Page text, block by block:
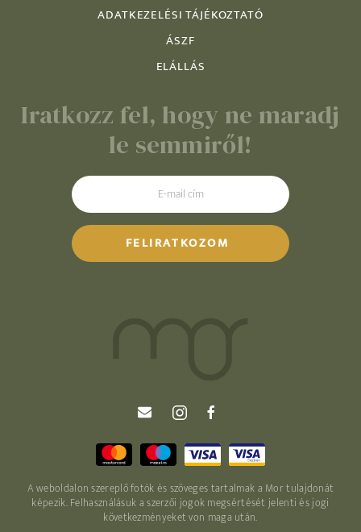
ADATKEZELÉSI TÁJÉKOZTATÓ
ÁSZF
ELÁLLÁS
Iratkozz fel, hogy ne maradj
le semmiről!
A weboldalon szereplő fotók és szöveges tartalmak a Mor tulajdonát
képezik. Felhasználásuk a szerzői jogok megsértését jelenti és jogi
következményeket von maga után.